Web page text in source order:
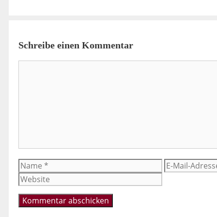
Schreibe einen Kommentar
Name
E-
Mail-